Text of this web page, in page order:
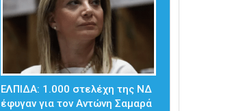
ΕΛΠΙΔΑ: 1.000 στελέχη της ΝΔ
έφυγαν για τον Αντώνη Σαμαρά